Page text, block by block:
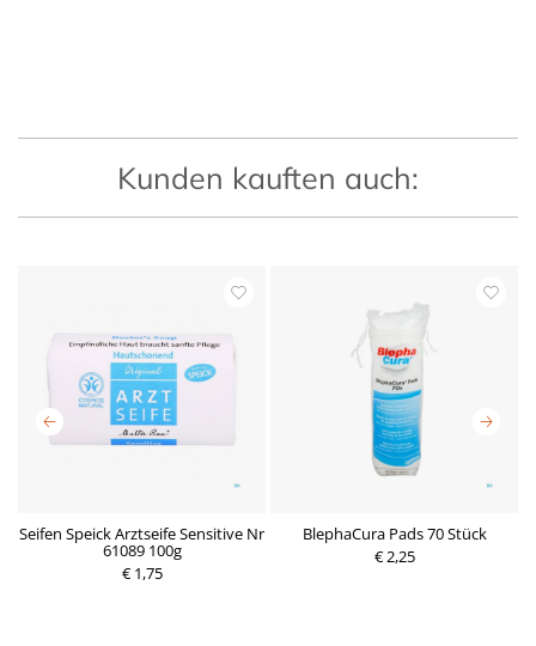
Kunden kauften auch:
Seifen Speick Arztseife Sensitive Nr
61089 100g
€ 1,75
BlephaCura Pads 70 Stück
€ 2,25